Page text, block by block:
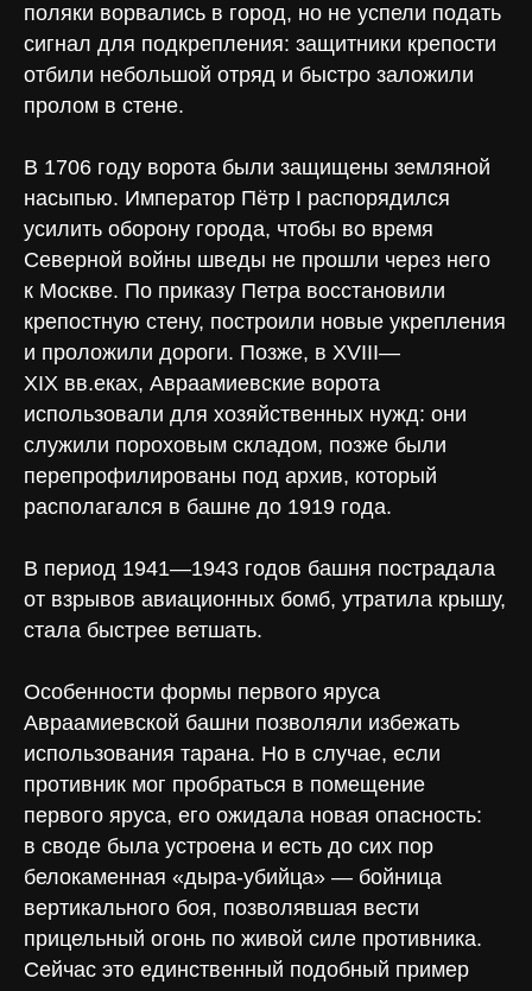
поляки ворвались в город, но не успели подать
сигнал для подкрепления: защитники крепости
отбили небольшой отряд и быстро заложили
пролом в стене.
В 1706 году ворота были защищены земляной
насыпью. Император Пётр I распорядился
усилить оборону города, чтобы во время
Северной войны шведы не прошли через него
к Москве. По приказу Петра восстановили
крепостную стену, построили новые укрепления
и проложили дороги. Позже, в XVIII—
XIX вв.еках, Авраамиевские ворота
использовали для хозяйственных нужд: они
служили пороховым складом, позже были
перепрофилированы под архив, который
располагался в башне до 1919 года.
В период 1941—1943 годов башня пострадала
от взрывов авиационных бомб, утратила крышу,
стала быстрее ветшать.
Особенности формы первого яруса
Авраамиевской башни позволяли избежать
использования тарана. Но в случае, если
противник мог пробраться в помещение
первого яруса, его ожидала новая опасность:
в своде была устроена и есть до сих пор
белокаменная «дыра-убийца» — бойница
вертикального боя, позволявшая вести
прицельный огонь по живой силе противника.
Сейчас это единственный подобный пример